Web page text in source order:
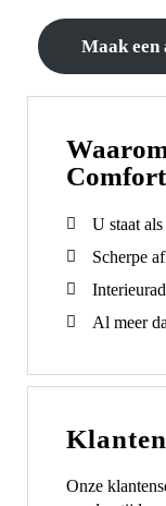
Maak een
U staat
Scherpe
Al meer
Onze